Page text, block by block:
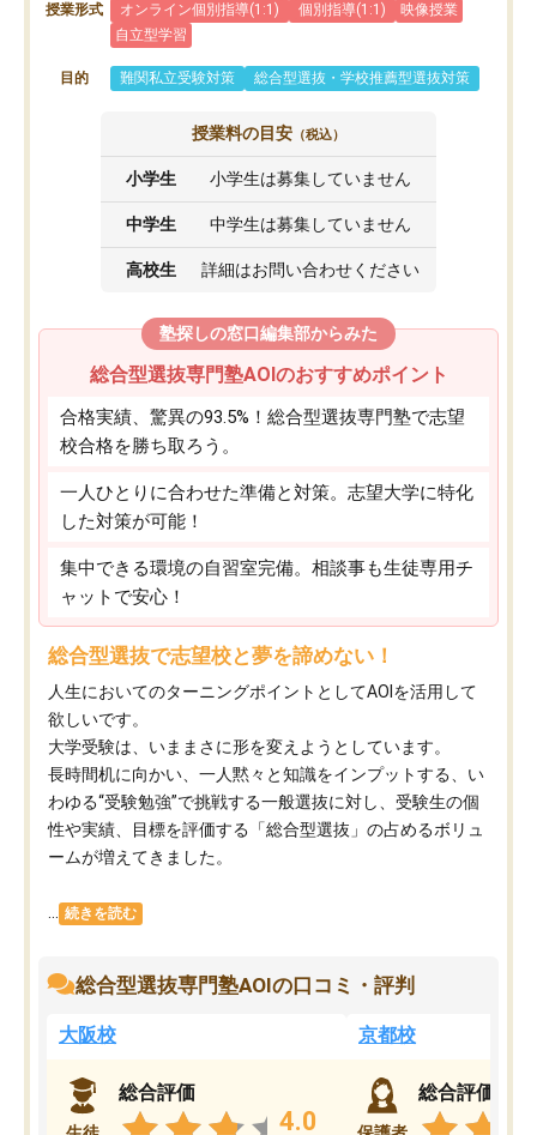
授業形式 オンライン個別指導(1:1) 個別指導(1:1)
映像授業
自立型学習
目的 難関私立受験対策 総合型選抜・学校推薦型選抜対策
授業料の目安 （税込）
小学生 小学生は募集していません
中学生 中学生は募集していません
高校生 詳細はお問い合わせください
塾探しの窓口編集部からみた
総合型選抜専門塾AOIのおすすめポイント
合格実績、驚異の93.5%！総合型選抜専門塾で志望
校合格を勝ち取ろう。
一人ひとりに合わせた準備と対策。志望大学に特化
した対策が可能！
集中できる環境の自習室完備。相談事も生徒専用チ
ャットで安心！
総合型選抜で志望校と夢を諦めない！
人生においてのターニングポイントとしてAOIを活用して
欲しいです。
大学受験は、いままさに形を変えようとしています。
長時間机に向かい、一人黙々と知識をインプットする、い
わゆる“受験勉強”で挑戦する一般選抜に対し、受験生の個
性や実績、目標を評価する「総合型選抜」の占めるボリュ
ームが増えてきました。
続きを読む
総合型選抜専門塾AOIの口コミ・評判
大阪校
総合評価
4.0
京都校
総合評価